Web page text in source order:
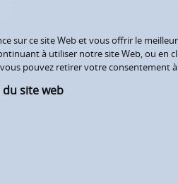
sur ce site Web et vous offrir le
à utiliser notre site Web, ou en
pouvez retirer votre consentement
site web